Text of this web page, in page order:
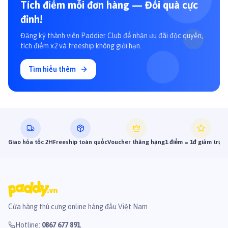
Tích điểm mỗi đơn hàng — Đổi quà cực
đỉnh!
Đăng ký thành viên Paddier Club để nhận ưu đãi độc quyền,
tích điểm x2 và freeship không giới hạn.
Tìm hiểu thêm
Giao hỏa tốc 2HFreeship toàn quốcVoucher thăng hạng1 điểm = 1đ giảm trực
Cửa hàng thú cưng online hàng đầu Việt Nam
Hotline: 0867 677 891